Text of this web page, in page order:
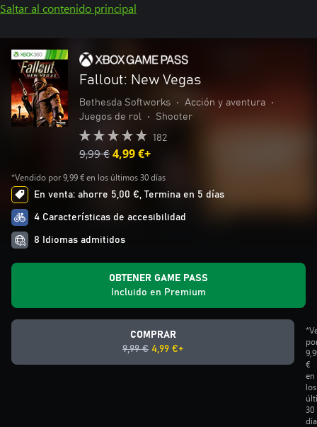
Saltar al contenido principal
Fallout: New Vegas
Bethesda Softworks • Acción y aventura
•
Juegos de rol
• Shooter
182
9,99 €4,99 €+
*Vendido por 9,99 € en los últimos 30 días
En venta: ahorre 5,00 €, Termina en 5 días
4 Características de accesibilidad
8 Idiomas admitidos
OBTENER GAME PASS
Incluido en Premium
COMPRAR
9,99 € 4,99 €+
€
en
los
30